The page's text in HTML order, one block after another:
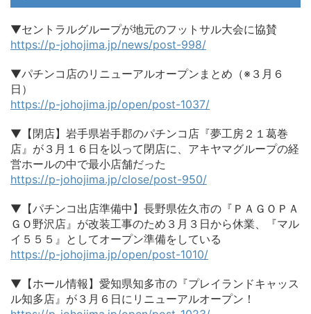
▼セントラルグループが地元のフットサル大会に協賛
https://p-johojima.jp/news/post-998/
▼パチンコ店のリニューアルオープンまとめ（※３月６
日）
https://p-johojima.jp/open/post-1037/
▼【閉店】岩手県岩手郡のパチンコ店『夢工房２１葛巻
店』が３月１６日を以って閉店に、アキヤマグループの経
営ホールの中で最小店舗だった
https://p-johojima.jp/close/post-950/
▼【パチンコ出店準備中】長野県佐久市の『ＰＡＧＯＰＡ
ＧＯ野沢店』が改装工事のため３月３日から休業、『マル
イ５５５』としてオープン準備をしている
https://p-johojima.jp/open/post-1010/
▼【ホール情報】愛知県知多市の『プレイランドキャッス
ル知多店』が３月６日にリニューアルオープン！